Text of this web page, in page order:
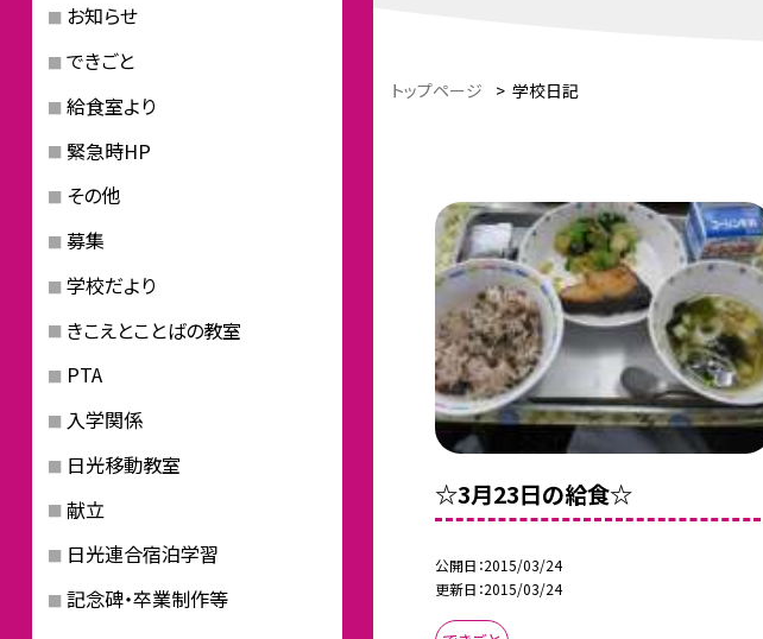
トップページ > 学校日記
☆3月23日の給食☆
公開日 2015/03/24
更新日 2015/03/24
お知らせ
できごと
給食室より
緊急時HP
その他
募集
学校だより
きこえとことばの教室
PTA
入学関係
日光移動教室
献立
日光連合宿泊学習
記念碑・卒業制作等